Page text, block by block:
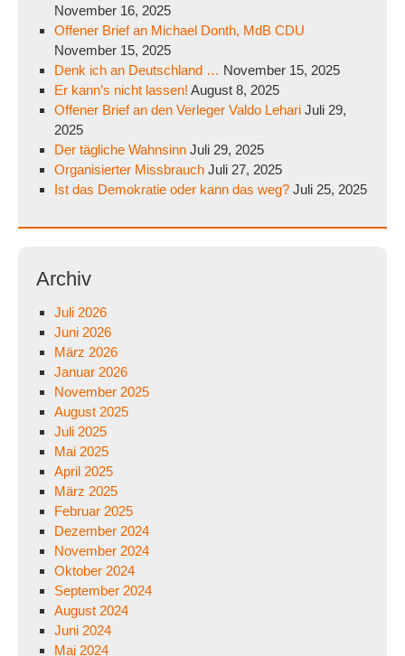
November 16, 2025
Offener Brief an Michael Donth, MdB CDU
November 15, 2025
Denk ich an Deutschland … November 15, 2025
Er kann’s nicht lassen! August 8, 2025
Offener Brief an den Verleger Valdo Lehari Juli 29,
2025
Der tägliche Wahnsinn Juli 29, 2025
Organisierter Missbrauch Juli 27, 2025
Ist das Demokratie oder kann das weg? Juli 25, 2025
Archiv
Juli 2026
Juni 2026
März 2026
Januar 2026
November 2025
August 2025
Juli 2025
Mai 2025
April 2025
März 2025
Februar 2025
Dezember 2024
November 2024
Oktober 2024
September 2024
August 2024
Juni 2024
Mai 2024